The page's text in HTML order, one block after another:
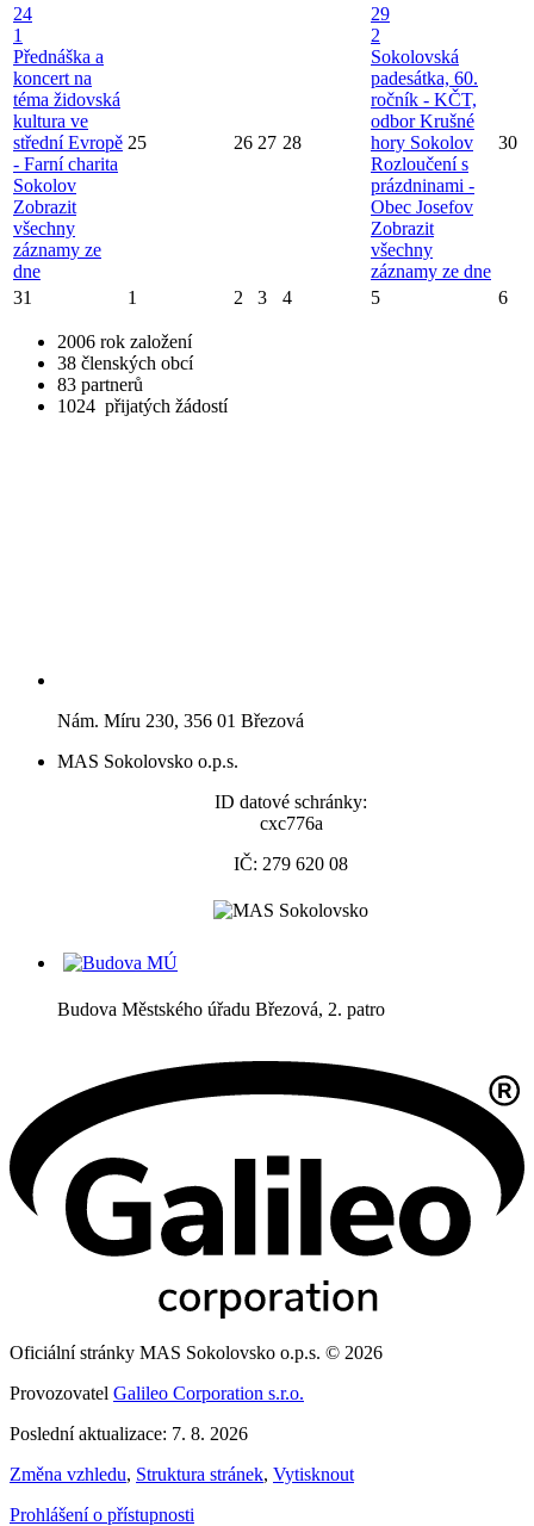
24
1
Přednáška a
koncert na
téma židovská
kultura ve
střední Evropě
- Farní charita
Sokolov
Zobrazit
všechny
záznamy ze
dne
25 26 27 28
29
2
Sokolovská
padesátka, 60.
ročník - KČT,
odbor Krušné
hory Sokolov
Rozloučení s
prázdninami -
Obec Josefov
Zobrazit
všechny
záznamy ze dne
30
31 1 2 3 4 5 6
2006 rok založení
38 členských obcí
83 partnerů
1024 přijatých žádostí
Nám. Míru 230, 356 01 Březová
MAS Sokolovsko o.p.s.
ID datové schránky:
cxc776a
IČ: 279 620 08
Budova Městského úřadu Březová, 2. patro
Oficiální stránky MAS Sokolovsko o.p.s. © 2026
Provozovatel Galileo Corporation s.r.o.
Poslední aktualizace: 7. 8. 2026
Změna vzhledu, Struktura stránek, Vytisknout
Prohlášení o přístupnosti